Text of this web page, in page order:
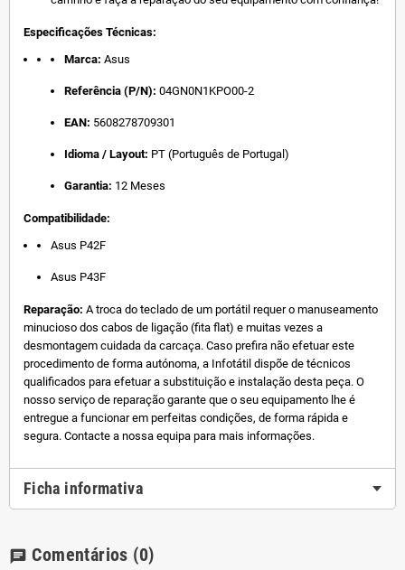
Especificações Técnicas:
Marca: Asus
Referência (P/N): 04GN0N1KPO00-2
EAN: 5608278709301
Idioma / Layout: PT (Português de Portugal)
Garantia: 12 Meses
Compatibilidade:
Asus P42F
Asus P43F
Reparação: A troca do teclado de um portátil requer o manuseamento
minucioso dos cabos de ligação (fita flat) e muitas vezes a
desmontagem cuidada da carcaça. Caso prefira não efetuar este
procedimento de forma autónoma, a Infotátil dispõe de técnicos
qualificados para efetuar a substituição e instalação desta peça. O
nosso serviço de reparação garante que o seu equipamento lhe é
entregue a funcionar em perfeitas condições, de forma rápida e
segura. Contacte a nossa equipa para mais informações.
Ficha informativa
chat Comentários (0)